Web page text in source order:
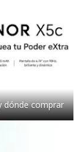
dónde comprar